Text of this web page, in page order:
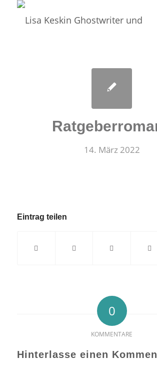
14. März 2022
Eintrag teilen
0
KOMMENTARE
Hinterlasse einen